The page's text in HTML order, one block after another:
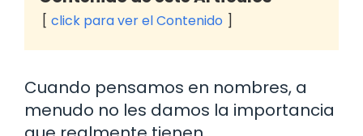
click para ver el Contenido
Cuando pensamos en nombres, a
menudo no les damos la importancia